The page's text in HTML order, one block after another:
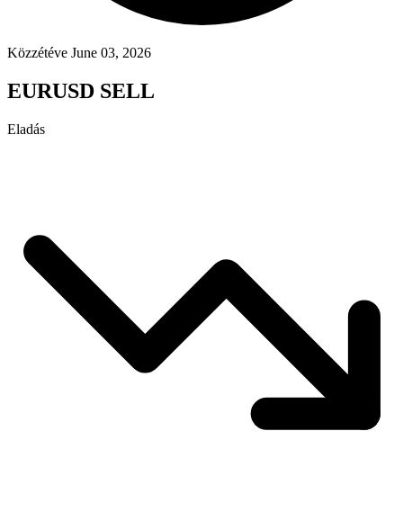
Közzétéve June 03, 2026
EURUSD SELL
Eladás